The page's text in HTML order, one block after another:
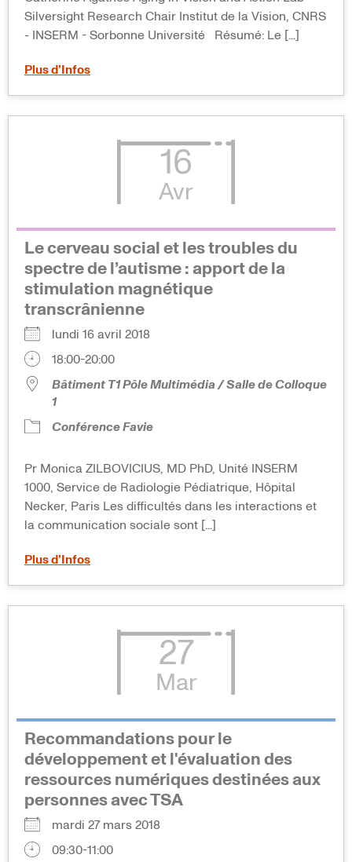
Silversight Research Chair Institut de la Vision, CNRS
- INSERM - Sorbonne Université Résumé: Le [...]
Plus d’Infos
16
Avr
Le cerveau social et les troubles du
spectre de l’autisme : apport de la
stimulation magnétique
transcrânienne
lundi 16 avril 2018
18:00-20:00
Bâtiment T1 Pôle Multimédia / Salle de Colloque
1
Conférence Favie
Pr Monica ZILBOVICIUS, MD PhD, Unité INSERM
1000, Service de Radiologie Pédiatrique, Hôpital
Necker, Paris Les difficultés dans les interactions et
la communication sociale sont [...]
Plus d’Infos
27
Mar
Recommandations pour le
développement et l'évaluation des
ressources numériques destinées aux
personnes avec TSA
mardi 27 mars 2018
09:30-11:00